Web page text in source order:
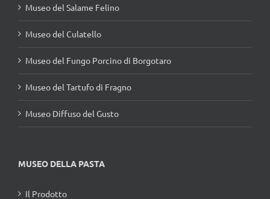
Museo del Salame Felino
Museo del Culatello
Museo del Fungo Porcino di Borgotaro
Museo del Tartufo di Fragno
Museo Diffuso del Gusto
MUSEO DELLA PASTA
Il Prodotto